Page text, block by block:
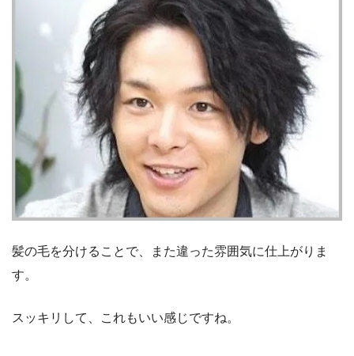
髪の毛を分けることで、また違った雰囲気に仕上がりま
す。
スッキリして、これもいい感じですね。